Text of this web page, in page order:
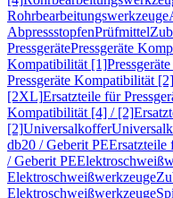
Rohrbearbeitungswerkzeuge
AbpressstopfenPrüfmittel
PressgerätePressgeräte
Kompatibilität [1]
Pressgeräte Kompatibilität [2]
[2XL]Ersatzteile für
Kompatibilität [4] / [2]
[2]Universalkoffer
db20 / Geberit PEErsatzteile
/ Geberit PE
Elektroschweißwerkzeuge
Elektroschweißwerkzeuge